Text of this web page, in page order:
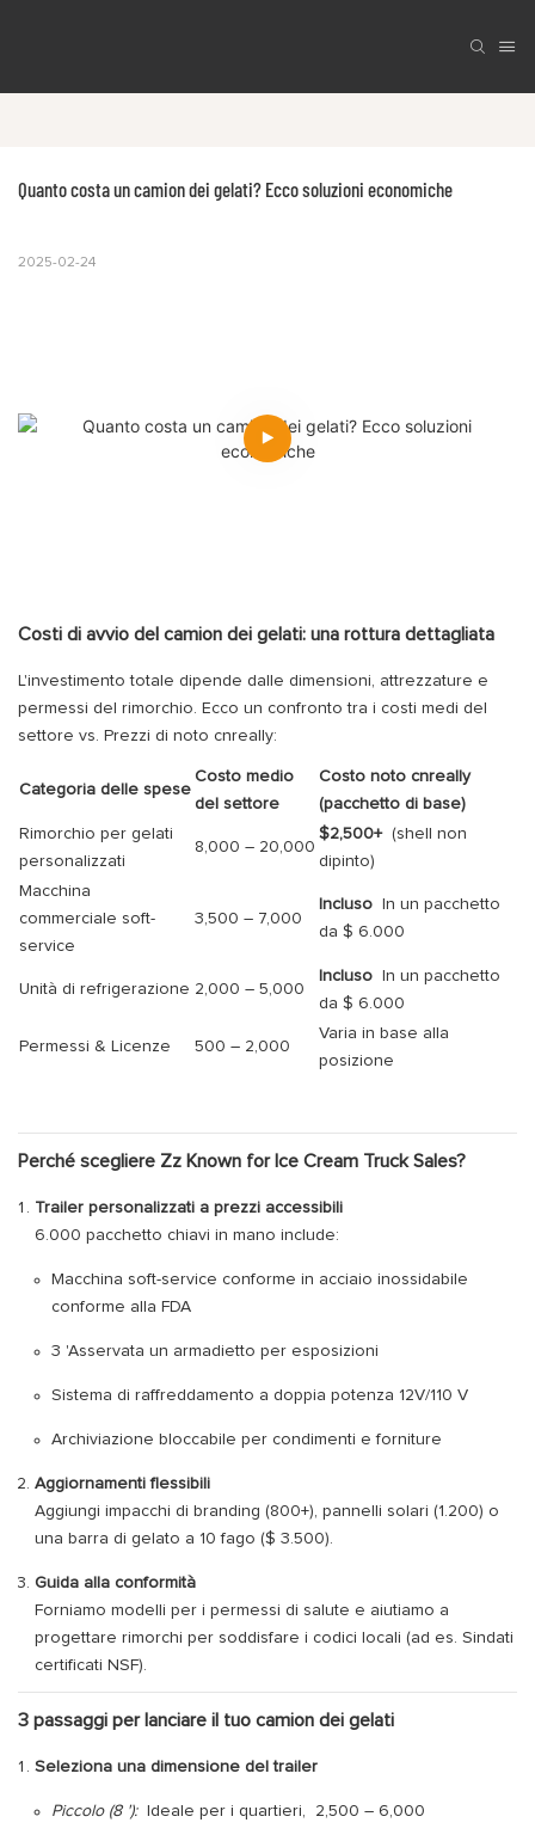
Quanto costa un camion dei gelati? Ecco soluzioni economiche
2025-02-24
Costi di avvio del camion dei gelati: una rottura dettagliata
L'investimento totale dipende dalle dimensioni, attrezzature e
permessi del rimorchio. Ecco un confronto tra i costi medi del
settore vs. Prezzi di noto cnreally:
Categoria delle spese
Costo medio
del settore
Costo noto cnreally
(pacchetto di base)
Rimorchio per gelati
personalizzati
8,000 – 20,000
$2,500+ (shell non
dipinto)
Macchina
commerciale soft-
service
3,500 – 7,000
Incluso
In un pacchetto
da $ 6.000
Unità di refrigerazione 2,000 – 5,000
Incluso
In un pacchetto
da $ 6.000
Permessi & Licenze 500 – 2,000
Varia in base alla
posizione
Perché scegliere Zz Known for Ice Cream Truck Sales?
Trailer personalizzati a prezzi accessibili
6.000 pacchetto chiavi in ​​mano include:
Macchina soft-service conforme in acciaio inossidabile
conforme alla FDA
3 'Asservata un armadietto per esposizioni
Sistema di raffreddamento a doppia potenza 12V/110 V
Archiviazione bloccabile per condimenti e forniture
Aggiornamenti flessibili
Aggiungi impacchi di branding (800+), pannelli solari (1.200) o
una barra di gelato a 10 fago ($ 3.500).
Guida alla conformità
Forniamo modelli per i permessi di salute e aiutiamo a
progettare rimorchi per soddisfare i codici locali (ad es. Sindati
certificati NSF).
3 passaggi per lanciare il tuo camion dei gelati
Seleziona una dimensione del trailer
Piccolo (8 '): Ideale per i quartieri, 2,500 – 6,000